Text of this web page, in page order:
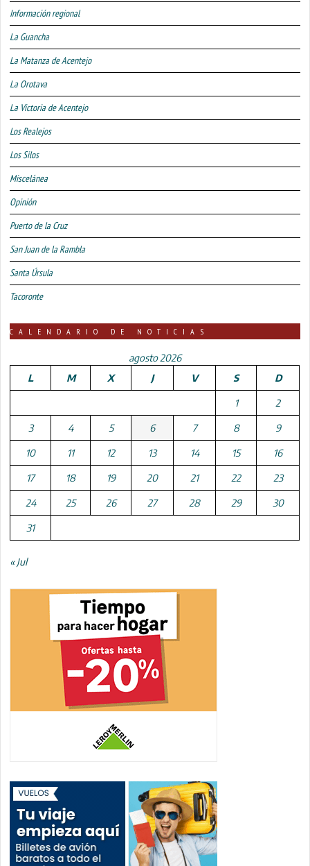
Información regional
La Guancha
La Matanza de Acentejo
La Orotava
La Victoria de Acentejo
Los Realejos
Los Silos
Miscelánea
Opinión
Puerto de la Cruz
San Juan de la Rambla
Santa Úrsula
Tacoronte
CALENDARIO DE NOTICIAS
agosto 2026
L
M X J V S D
1 2
3 4 5 6 7 8 9
10 11 12 13 14 15 16
17 18 19 20 21 22 23
24 25 26 27 28 29 30
31
« Jul